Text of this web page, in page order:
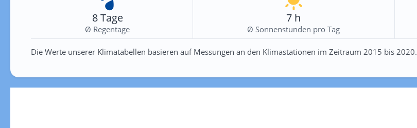
8 Tage
Ø Regentage
7 h
Ø Sonnenstunden pro Tag
Die Werte unserer Klimatabellen basieren auf Messungen an den Klimastationen im Zeitraum 2015 bis 2020.